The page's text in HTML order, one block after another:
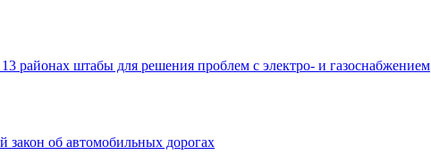
районах штабы для решения проблем с электро- и газоснабжением
закон об автомобильных дорогах